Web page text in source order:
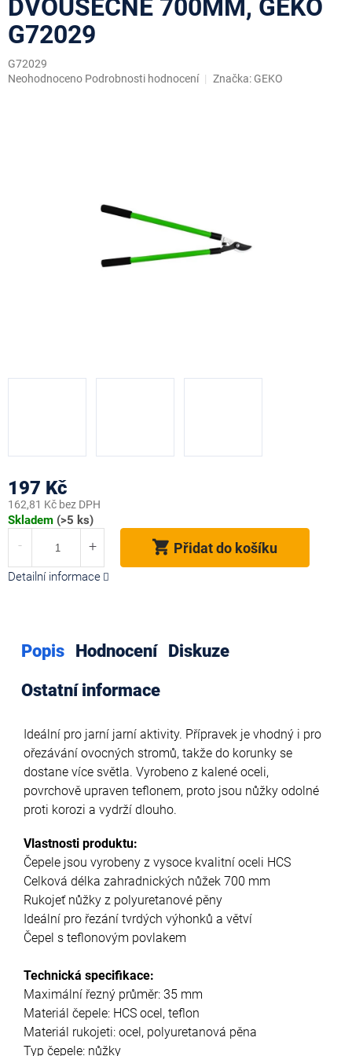
DVOUSEČNÉ 700MM, GEKO
G72029
G72029
Průměrné
Neohodnoceno Podrobnosti hodnocení Značka: GEKO
197 Kč
162,81 Kč bez DPH
Měrná
Skladem (>5 ks)
Přidat do košíku
Detailní informace
Popis Hodnocení
Diskuze
Ostatní informace
Ideální pro jarní jarní aktivity. Přípravek je vhodný i pro
ořezávání ovocných stromů, takže do korunky se
dostane více světla. Vyrobeno z kalené oceli,
povrchově upraven teflonem, proto jsou nůžky odolné
proti korozi a vydrží dlouho.
Vlastnosti produktu:
Čepele jsou vyrobeny z vysoce kvalitní oceli HCS
Celková délka zahradnických nůžek 700 mm
Rukojeť nůžky z polyuretanové pěny
Ideální pro řezání tvrdých výhonků a větví
Čepel s teflonovým povlakem
Technická specifikace:
Maximální řezný průměr: 35 mm
Materiál čepele: HCS ocel, teflon
Materiál rukojeti: ocel, polyuretanová pěna
Typ čepele: nůžky